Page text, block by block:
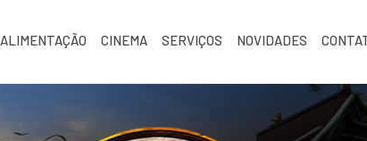
ALIMENTAÇÃO CINEMA SERVIÇOS NOVIDADES